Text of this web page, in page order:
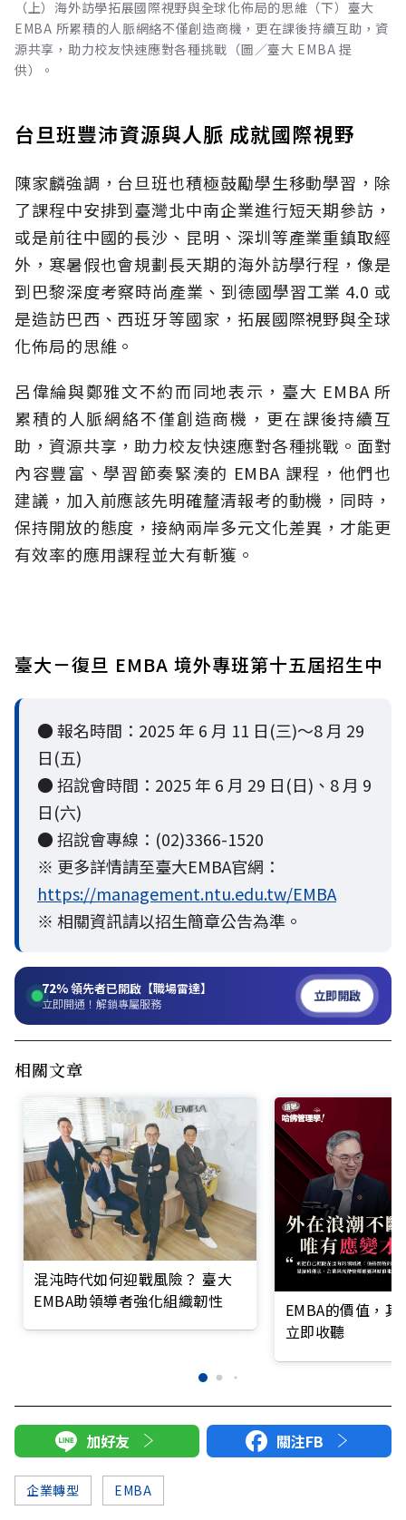
（上）海外訪學拓展國際視野與全球化佈局的思維（下）臺大
EMBA 所累積的人脈網絡不僅創造商機，更在課後持續互助，資
源共享，助力校友快速應對各種挑戰（圖／臺大 EMBA 提
供）。
台旦班豐沛資源與人脈 成就國際視野
陳家麟強調，台旦班也積極鼓勵學生移動學習，除
了課程中安排到臺灣北中南企業進行短天期參訪，
或是前往中國的長沙、昆明、深圳等產業重鎮取經
外，寒暑假也會規劃長天期的海外訪學行程，像是
到巴黎深度考察時尚產業、到德國學習工業 4.0 或
是造訪巴西、西班牙等國家，拓展國際視野與全球
化佈局的思維。
呂偉綸與鄭雅文不約而同地表示，臺大 EMBA 所
累積的人脈網絡不僅創造商機，更在課後持續互
助，資源共享，助力校友快速應對各種挑戰。面對
內容豐富、學習節奏緊湊的 EMBA 課程，他們也
建議，加入前應該先明確釐清報考的動機，同時，
保持開放的態度，接納兩岸多元文化差異，才能更
有效率的應用課程並大有斬獲。
臺大－復旦 EMBA 境外專班第十五屆招生中
● 報名時間：2025 年 6 月 11 日(三)～8 月 29
日(五)
● 招說會時間：2025 年 6 月 29 日(日)、8 月 9
日(六)
● 招說會專線：(02)3366-1520
※ 更多詳情請至臺大EMBA官網：
https://management.ntu.edu.tw/EMBA
※ 相關資訊請以招生簡章公告為準。
72%領先者已開啟【職場雷達】
立即開通！解鎖專屬服務 立即開啟
相關文章
混沌時代如何迎戰風險？ 臺大
EMBA助領導者強化組織韌性
EMBA的價值，
立即收聽
加好友 關注FB
企業轉型 EMBA